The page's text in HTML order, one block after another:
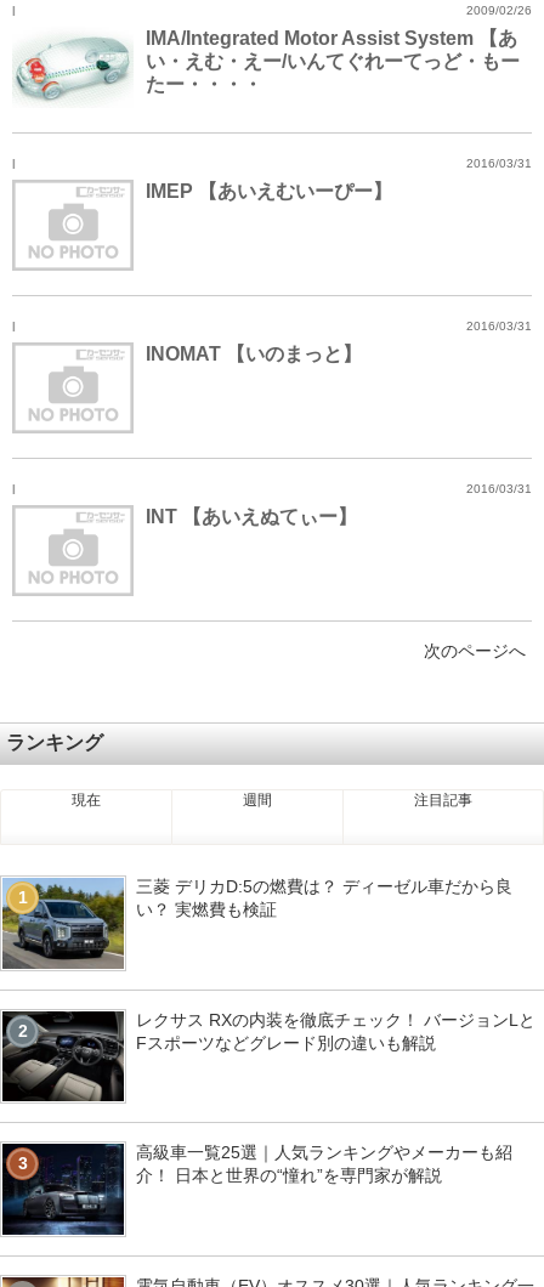
I 2009/02/26
IMA/Integrated Motor Assist System 【あ
い・えむ・えー/いんてぐれーてっど・もー
たー・・・・
I 2016/03/31
IMEP 【あいえむいーぴー】
I 2016/03/31
INOMAT 【いのまっと】
I 2016/03/31
INT 【あいえぬてぃー】
次のページへ
ランキング
現在 週間 注目記事
1
三菱 デリカD:5の燃費は？ ディーゼル車だから良
い？ 実燃費も検証
2
レクサス RXの内装を徹底チェック！ バージョンLと
Fスポーツなどグレード別の違いも解説
3
高級車一覧25選｜人気ランキングやメーカーも紹
介！ 日本と世界の“憧れ”を専門家が解説